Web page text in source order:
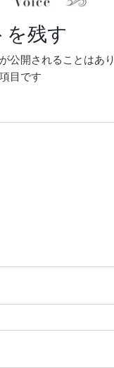
を残す
公開されることはあり
目です